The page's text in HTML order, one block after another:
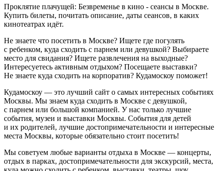
Проклятие плачущей: Безвременье в кино - сеансы в Москве.
Купить билеты, почитать описание, даты сеансов, в каких
кинотеатрах идёт.
Не знаете что посетить в Москве? Ищете где погулять
с ребенком, куда сходить с парнем или девушкой? Выбираете
место для свидания? Ищете развлечения на выходные?
Интересуетесь активным отдыхом? Посещаете выставки?
Не знаете куда сходить на корпоратив? Кудамоскоу поможет!
Кудамоскоу — это лучший сайт о самых интересных событиях
Москвы. Мы знаем куда сходить в Москве с девушкой,
с парнем или большой компанией. У нас только лучшие
события, музеи и выставки Москвы. События для детей
и их родителей, лучшие достопримечательности и интересные
места Москвы, которые обязательно стоит посетить!
Мы советуем любые варианты отдыха в Москве — концерты,
отдых в парках, достопримечательности для экскурсий, места,